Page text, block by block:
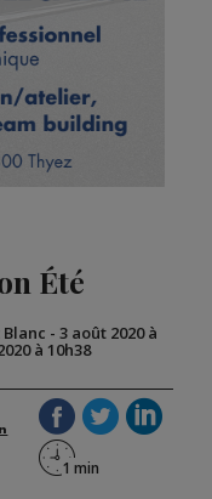
Été
- 3 août 2020 à
à 10h38